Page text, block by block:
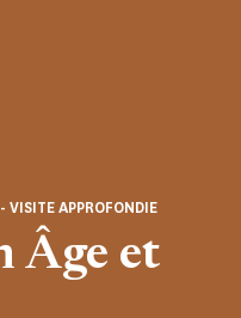
Âge et
VISITE APPROFONDIE